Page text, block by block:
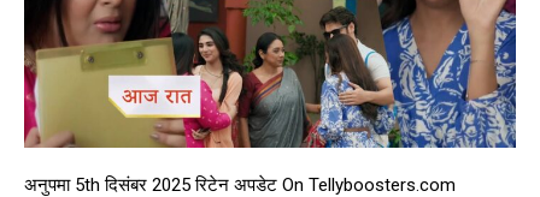
अनुपमा 5th दिसंबर 2025 रिटेन अपडेट On Tellyboosters.com